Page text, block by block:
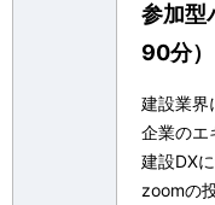
参加型
90分）
建設業界
企業のエ
建設DX
zoomの